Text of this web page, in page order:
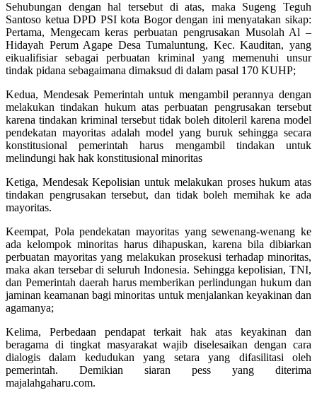
Sehubungan dengan hal tersebut di atas, maka Sugeng Teguh
Santoso ketua DPD PSI kota Bogor dengan ini menyatakan sikap:
Pertama, Mengecam keras perbuatan pengrusakan Musolah Al –
Hidayah Perum Agape Desa Tumaluntung, Kec. Kauditan, yang
eikualifisiar sebagai perbuatan kriminal yang memenuhi unsur
tindak pidana sebagaimana dimaksud di dalam pasal 170 KUHP;
Kedua, Mendesak Pemerintah untuk mengambil perannya dengan
melakukan tindakan hukum atas perbuatan pengrusakan tersebut
karena tindakan kriminal tersebut tidak boleh ditoleril karena model
pendekatan mayoritas adalah model yang buruk sehingga secara
konstitusional pemerintah harus mengambil tindakan untuk
melindungi hak hak konstitusional minoritas
Ketiga, Mendesak Kepolisian untuk melakukan proses hukum atas
tindakan pengrusakan tersebut, dan tidak boleh memihak ke ada
mayoritas.
Keempat, Pola pendekatan mayoritas yang sewenang-wenang ke
ada kelompok minoritas harus dihapuskan, karena bila dibiarkan
perbuatan mayoritas yang melakukan prosekusi terhadap minoritas,
maka akan tersebar di seluruh Indonesia. Sehingga kepolisian, TNI,
dan Pemerintah daerah harus memberikan perlindungan hukum dan
jaminan keamanan bagi minoritas untuk menjalankan keyakinan dan
agamanya;
Kelima, Perbedaan pendapat terkait hak atas keyakinan dan
beragama di tingkat masyarakat wajib diselesaikan dengan cara
dialogis dalam kedudukan yang setara yang difasilitasi oleh
pemerintah. Demikian siaran pess yang diterima
majalahgaharu.com.